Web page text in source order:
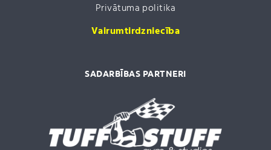
Privātuma politika
Vairumtirdzniecība
SADARBĪBAS PARTNERI